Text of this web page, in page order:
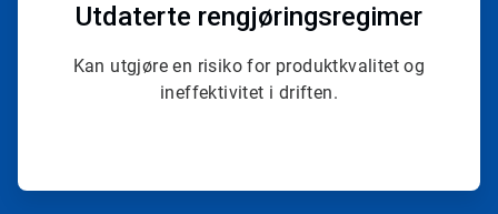
Utdaterte rengjøringsregimer
Kan utgjøre en risiko for produktkvalitet og
ineffektivitet i driften.